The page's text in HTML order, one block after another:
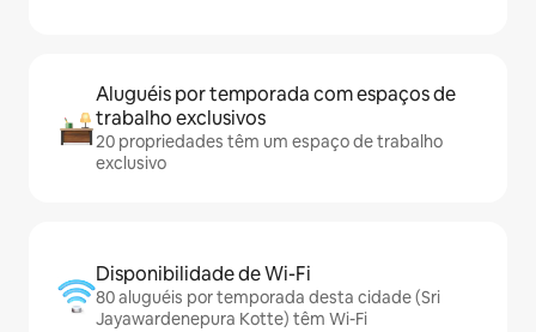
Aluguéis por temporada com espaços de
trabalho exclusivos
20 propriedades têm um espaço de trabalho
exclusivo
Disponibilidade de Wi-Fi
80 aluguéis por temporada desta cidade (Sri
Jayawardenepura Kotte) têm Wi-Fi